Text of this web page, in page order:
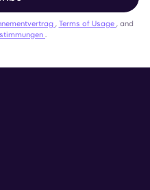
, Terms of Usage , and
.